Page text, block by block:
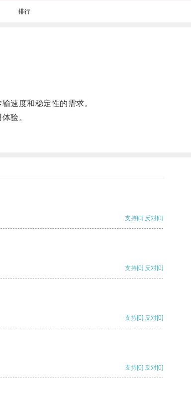
排行
速度和稳定性的需求。
验。
支持[0] 反对[0]
支持[0] 反对[0]
支持[0] 反对[0]
支持[0] 反对[0]